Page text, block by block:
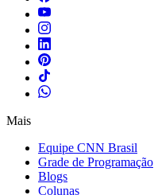
Mais
Equipe CNN Brasil
Grade de Programação
Blogs
Colunas